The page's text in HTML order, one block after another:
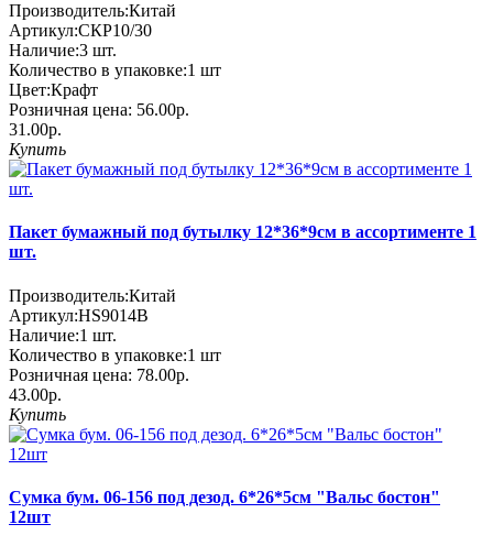
Производитель:Китай
Артикул:СКР10/30
Наличие:3 шт.
Количество в упаковке:1 шт
Цвет:Крафт
Розничная цена: 56.00р.
31.00р.
Купить
Пакет бумажный под бутылку 12*36*9см в ассортименте 1
шт.
Производитель:Китай
Артикул:HS9014B
Наличие:1 шт.
Количество в упаковке:1 шт
Розничная цена: 78.00р.
43.00р.
Купить
Сумка бум. 06-156 под дезод. 6*26*5см "Вальс бостон"
12шт